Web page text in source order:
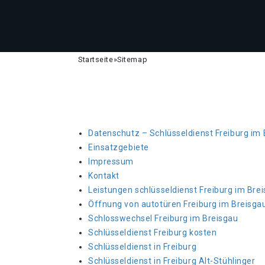
Startseite»Sitemap
Datenschutz – Schlüsseldienst Freiburg im
Einsatzgebiete
Impressum
Kontakt
Leistungen schlüsseldienst Freiburg im
Öffnung von autotüren Freiburg im
Schlosswechsel Freiburg im Breisgau
Schlüsseldienst Freiburg kosten
Schlüsseldienst in Freiburg
Schlüsseldienst in Freiburg Alt-Stühlinger